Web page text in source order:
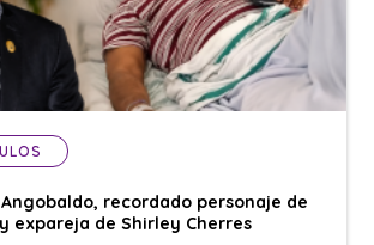
recordado personaje de
expareja de Shirley Cherres